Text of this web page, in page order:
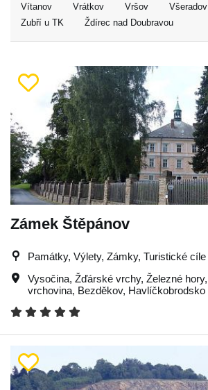
Vítanov Vrátkov Vršov Všeradov
Zubří u TK
Ždírec nad Doubravou
Zámek Štěpánov
Památky, Výlety, Zámky, Turistické cíle
Vysočina, Žďárské vrchy, Železné hory,
vrchovina, Bezděkov, Havlíčkobrodsko